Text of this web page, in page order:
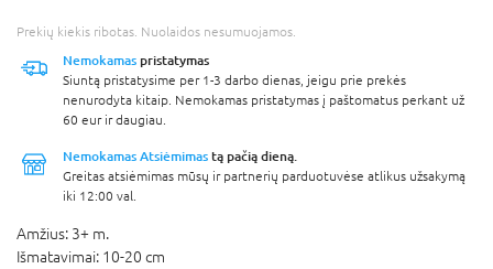
Prekių kiekis ribotas. Nuolaidos nesumuojamos.
Nemokamas pristatymas
Siuntą pristatysime per 1-3 darbo dienas, jeigu prie prekės
nenurodyta kitaip. Nemokamas pristatymas į paštomatus perkant už
60 eur ir daugiau.
Nemokamas Atsiėmimas tą pačią dieną.
Greitas atsiėmimas mūsų ir partnerių parduotuvėse atlikus užsakymą
iki 12:00 val.
Amžius: 3+ m.
Išmatavimai: 10-20 cm